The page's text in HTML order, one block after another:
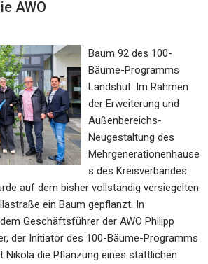
AWO
Baum 92 des 100-
Bäume-Programms
Landshut. Im Rahmen
der Erweiterung und
Außenbereichs-
Neugestaltung des
Mehrgenerationenhause
s des Kreisverbandes
auf dem bisher vollständig versiegelten
ein Baum gepflanzt. In
Geschäftsführer der AWO Philipp
der Initiator des 100-Bäume-Programms
Nikola die Pflanzung eines stattlichen